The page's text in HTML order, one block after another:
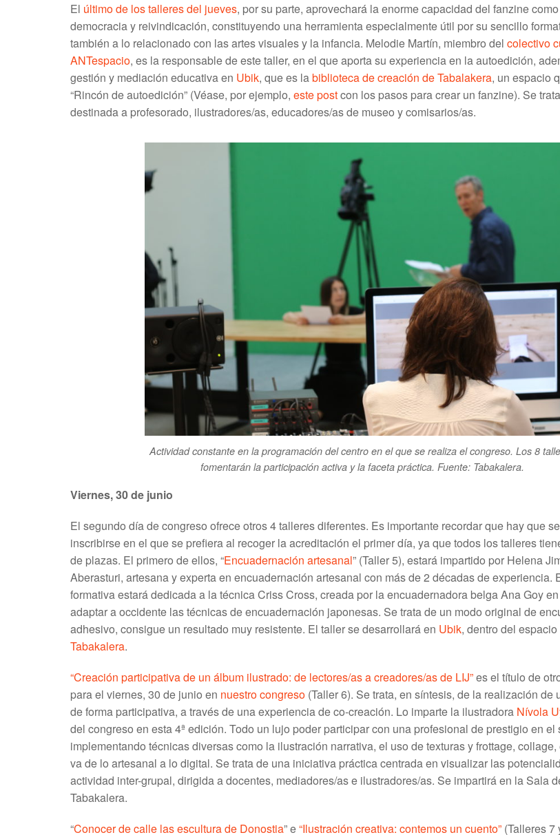
El último de los talleres del jueves, por su parte, aprovechará la enorme capacidad del fanzine
democracia y reivindicación, constituyendo una herramienta especialmente útil por su sencillo
también a lo relacionado con las artes visuales y la infancia. Melodie Martín, miembro del colectivo
ANTespacio, es la responsable de este taller, en el que aporta su experiencia en la autoedición,
gestión y mediación educativa en Ubik, que es labiblioteca de creación de Tabalakera, un espacio
“Rincón de autoedición” (Véase, por ejemplo, este postcon los pasos para crear un fanzine). Se
destinada a profesorado, ilustradores/as, educadores/as de museo y comisarios/as.
Actividad constante en la programación del centro en el que se realiza el congreso. Los 8
fomentarán la participación activa y la faceta práctica. Fuente: Tabakalera.
Viernes, 30 de junio
El segundo día de congreso ofrece otros 4 talleres diferentes. Es importante recordar que hay que
inscribirse en el que se prefiera al recoger la acreditación el primer día, ya que todos los talleres
de plazas. El primero de ellos, “Encuadernación artesanal” (Taller 5), estará impartido por Helena
Aberasturi, artesana y experta en encuadernación artesanal con más de 2 décadas de experiencia.
formativa estará dedicada a la técnica Criss Cross, creada por la encuadernadora belga Ana Goy
adaptar a occidente las técnicas de encuadernación japonesas. Se trata de un modo original de
adhesivo, consigue un resultado muy resistente. El taller se desarrollará en Ubik, dentro del
Tabakalera.
“Creación participativa de un álbum ilustrado: de lectores/as a creadores/as de LIJ”es el título de
para el viernes, 30 de junio en nuestro congreso (Taller 6). Se trata, en síntesis, de la realización de
de forma participativa, a través de una experiencia de co-creación. Lo imparte la ilustradora Nívola
del congreso en esta 4ª edición. Todo un lujo poder participar con una profesional de prestigio en el
implementando técnicas diversas como la ilustración narrativa, el uso de texturas y frottage,
va de lo artesanal a lo digital. Se trata de una iniciativa práctica centrada en visualizar las
actividad inter-grupal, dirigida a docentes, mediadores/as e ilustradores/as. Se impartirá en la Sala
Tabakalera.
“Conocer de calle las escultura de Donostia” e“Ilustración creativa: contemos un cuento” (Talleres 7